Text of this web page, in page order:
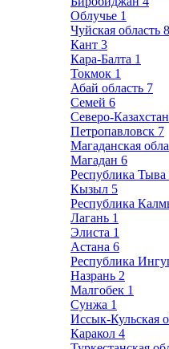
Облучье 1
Чуйская область 8
Кант 3
Кара-Балта 1
Токмок 1
Абай область 7
Семей 6
Северо-
Петропавловск 7
Магаданская
Магадан 6
Республика Тыва
Кызыл 5
Республика
Лагань 1
Элиста 1
Астана 6
Республика
Назрань 2
Малгобек 1
Сунжа 1
Иссык-Кульская
Каракол 4